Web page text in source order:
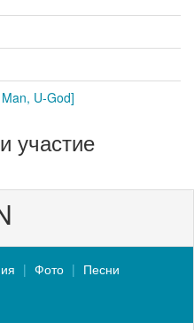
U-God]
участие
Фото
Песни